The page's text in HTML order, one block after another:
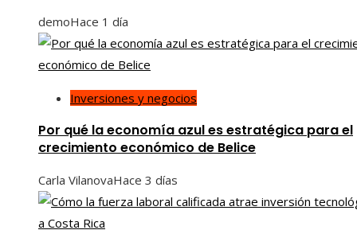
demoHace 1 día
Inversiones y negocios
Por qué la economía azul es estratégica para el
crecimiento económico de Belice
Carla VilanovaHace 3 días